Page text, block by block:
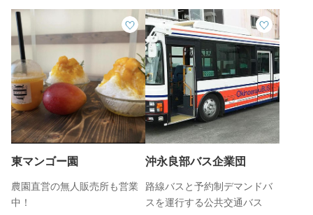
東マンゴー園
農園直営の無人販売所も営業
中！
沖永良部バス企業団
路線バスと予約制デマンドバ
スを運行する公共交通バス